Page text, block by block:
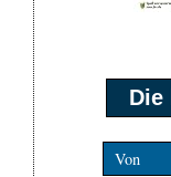
Die
Von